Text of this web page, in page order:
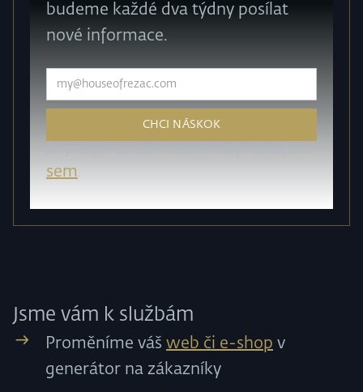
budeme každé dva týdny posílat
nové informace.
sem .
Jsme vám k službám
Proměníme váš web či e-shop v
generátor na zákazníky